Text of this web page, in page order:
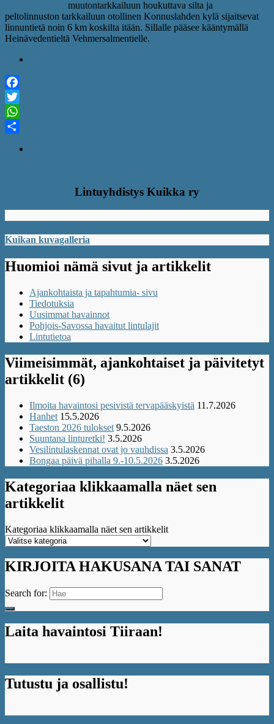
muutontarkkailuun houkuttava silta ja
peltolinnuston tarkkailuun otollinen Konnuslahden kylä sijaitsevat
linnuntietä noin 6 km koskilta itään. Sillalle pääsee kääntymällä
Heinävedentieltä Vehmersalmentielle.
Facebook
Twitter
WhatsApp
Lintuyhdistys Kuikka ry
Kuikan kuvagalleria
Huomioi nämä sivut ja artikkelit
Ajankohtaista ja tapahtumia- sivu
Tiedotuksia
Uusimmat havainnot
Pohjois-Savossa havaitut lintulajit
Lintutietoa
Viimeisimmät, ajankohtaiset ja päivitetyt
artikkelit (6)
Ilmoita havaintosi pesivistä tervapääskyistä 11.7.2026
Hanhet 15.5.2026
Taeston 2026 tulokset 9.5.2026
Suuntana linturetki! 3.5.2026
Vesilintulaskennat ovat jo vauhdissa 3.5.2026
Bongaa päivä pihalla 9.-10.5.2026 3.5.2026
Kategoriaa klikkaamalla näet sen
artikkelit
Kategoriaa klikkaamalla näet sen artikkelit
KIRJOITA HAKUSANA TAI SANAT
Search for:
Laita havaintosi Tiiraan!
Tutustu ja osallistu!